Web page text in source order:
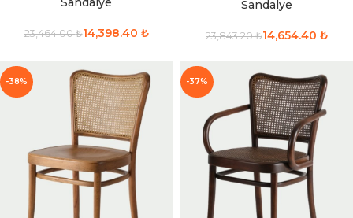
23,464.00₺14,398.40 ₺
Sandalye
23,843.20₺14,654.40 ₺
-38% -37%